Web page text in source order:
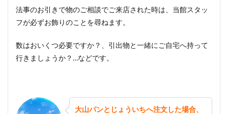
法事のお引きで物のご相談でご来店された時は、当館スタッ
フが必ずお飾りのことを尋ねます。
数はおいくつ必要ですか？、引出物と一緒にご自宅へ持って
行きましょうか？…などです。
大山パンとじょういちへ注文した場合、